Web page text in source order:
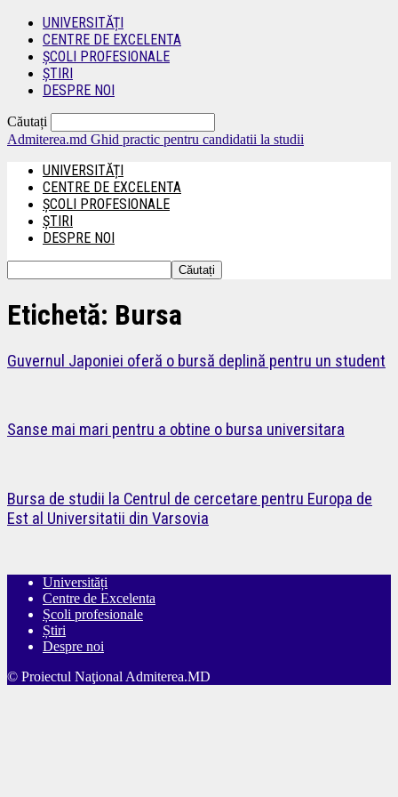
UNIVERSITĂȚI
CENTRE DE EXCELENTA
ȘCOLI PROFESIONALE
ȘTIRI
DESPRE NOI
Căutați
Admiterea.md Ghid practic pentru candidatii la studii
UNIVERSITĂȚI
CENTRE DE EXCELENTA
ȘCOLI PROFESIONALE
ȘTIRI
DESPRE NOI
Etichetă: Bursa
Guvernul Japoniei oferă o bursă deplină pentru un student
Sanse mai mari pentru a obtine o bursa universitara
Bursa de studii la Centrul de cercetare pentru Europa de
Est al Universitatii din Varsovia
Universități
Centre de Excelenta
Școli profesionale
Știri
Despre noi
© Proiectul Naţional Admiterea.MD